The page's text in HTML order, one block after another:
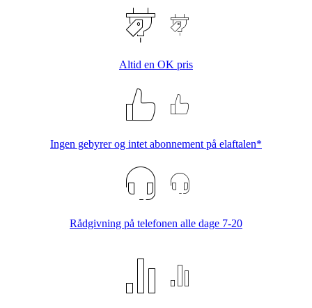
Altid en OK pris
Ingen gebyrer og intet abonnement på elaftalen*
Rådgivning på telefonen alle dage 7-20